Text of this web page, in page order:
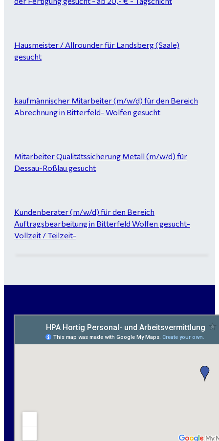
Hausmeister / Allrounder für Landsberg (Saale)
gesucht
kaufmännischer Mitarbeiter (m/w/d) für den Bereich
Abrechnung in Bitterfeld- Wolfen gesucht
Mitarbeiter Qualitätssicherung Metall (m/w/d) für
Dessau-Roßlau gesucht
Kundenberater (m/w/d) für den Bereich
Auftragsbearbeitung in Bitterfeld Wolfen gesucht-
Vollzeit / Teilzeit-
Maurer / Putzer (m/w/d) Bitterfeld-Wolfen gesucht -
ab 3.500 € (keine Montage)
Elektromeister / -techniker (m/w/d) Kalkulation /